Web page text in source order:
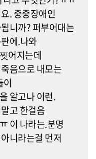
. 중중장애인
니까? 퍼부어대는
에.나와
어지는데
음으로 내모는
이
알고나 이런.
고 한걸음
이 나라는.분명
니라는걸 먼저